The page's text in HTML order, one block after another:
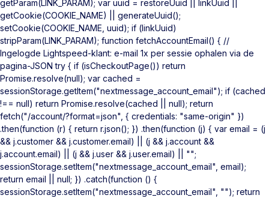
getParam(LINK_PARAM); var uuid = restoreUuid || linkUuid ||
getCookie(COOKIE_NAME) || generateUuid();
setCookie(COOKIE_NAME, uuid); if (linkUuid)
stripParam(LINK_PARAM); function fetchAccountEmail() { //
Ingelogde Lightspeed-klant: e-mail 1x per sessie ophalen via de
pagina-JSON try { if (isCheckoutPage()) return
Promise.resolve(null); var cached =
sessionStorage.getItem("nextmessage_account_email"); if (cached
!== null) return Promise.resolve(cached || null); return
fetch("/account/?format=json", { credentials: "same-origin" })
.then(function (r) { return r.json(); }) .then(function (j) { var email = (j
&& j.customer && j.customer.email) || (j && j.account &&
j.account.email) || (j && j.user && j.user.email) || "";
sessionStorage.setItem("nextmessage_account_email", email);
return email || null; }) .catch(function () {
sessionStorage.setItem("nextmessage_account_email", ""); return